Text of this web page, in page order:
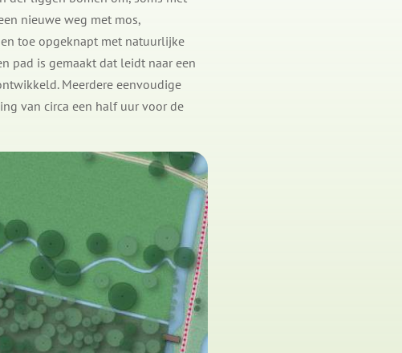
nieuwe weg met mos,
toe opgeknapt met natuurlijke
pad is gemaakt dat leidt naar een
Meerdere eenvoudige
van circa een half uur voor de